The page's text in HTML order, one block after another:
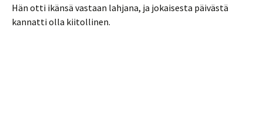
Hän otti ikänsä vastaan lahjana, ja jokaisesta päivästä
kannatti olla kiitollinen.